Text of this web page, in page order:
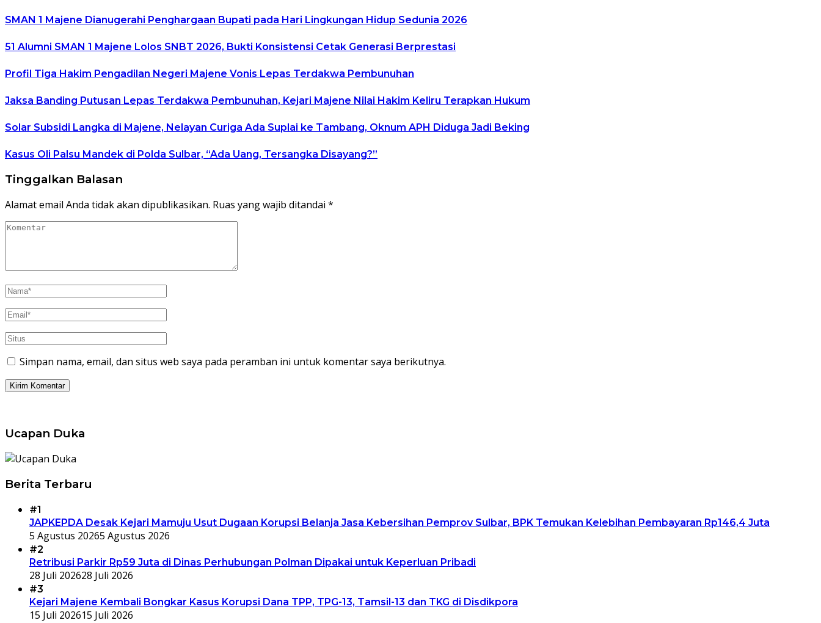
SMAN 1 Majene Dianugerahi Penghargaan Bupati pada Hari Lingkungan Hidup Sedunia 2026
51 Alumni SMAN 1 Majene Lolos SNBT 2026, Bukti Konsistensi Cetak Generasi Berprestasi
Profil Tiga Hakim Pengadilan Negeri Majene Vonis Lepas Terdakwa Pembunuhan
Jaksa Banding Putusan Lepas Terdakwa Pembunuhan, Kejari Majene Nilai Hakim Keliru Terapkan Hukum
Solar Subsidi Langka di Majene, Nelayan Curiga Ada Suplai ke Tambang, Oknum APH Diduga Jadi Beking
Kasus Oli Palsu Mandek di Polda Sulbar, “Ada Uang, Tersangka Disayang?”
Tinggalkan Balasan
Alamat email Anda tidak akan dipublikasikan. Ruas yang wajib ditandai *
Simpan nama, email, dan situs web saya pada peramban ini untuk komentar saya berikutnya.
Ucapan Duka
Berita Terbaru
#1
JAPKEPDA Desak Kejari Mamuju Usut Dugaan Korupsi Belanja Jasa Kebersihan Pemprov Sulbar, BPK Temukan Kelebihan Pembayaran Rp146,4 Juta
5 Agustus 20265 Agustus 2026
#2
Retribusi Parkir Rp59 Juta di Dinas Perhubungan Polman Dipakai untuk Keperluan Pribadi
28 Juli 202628 Juli 2026
#3
Kejari Majene Kembali Bongkar Kasus Korupsi Dana TPP, TPG-13, Tamsil-13 dan TKG di Disdikpora
15 Juli 202615 Juli 2026